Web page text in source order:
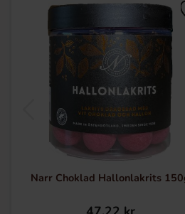
Narr Choklad Hallonlakrits